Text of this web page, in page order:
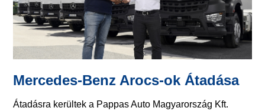
Mercedes-Benz Arocs-ok Átadása
Átadásra kerültek a Pappas Auto Magyarország Kft.